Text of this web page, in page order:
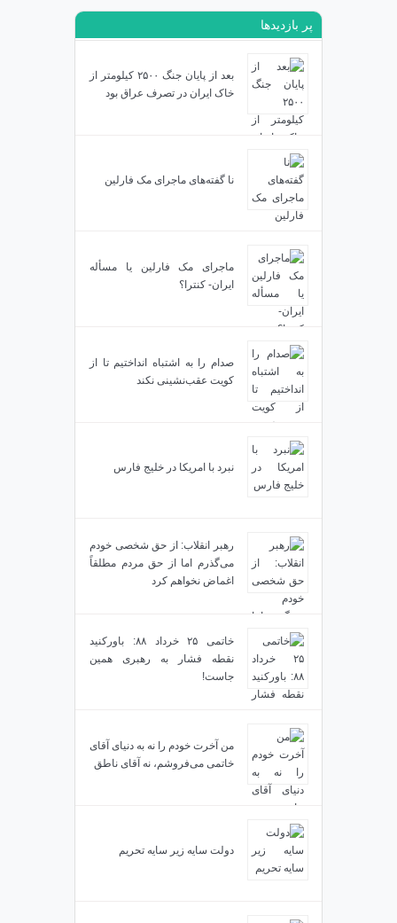
دی ۱۹, ۱۴۰۳
پر بازدیدها
بعد از پایان جنگ ۲۵۰۰ کیلومتر از
خاک ایران در تصرف عراق بود
نا گفته‌های ماجرای مک فارلین
ماجرای مک فارلین یا مسأله
ایران- کنترا؟
صدام را به اشتباه انداختیم تا از
کویت عقب‌نشینی نکند
نبرد با امریکا در خلیج فارس
رهبر انقلاب: از حق شخصی خودم
می‌گذرم اما از حق مردم مطلقاً
اغماض نخواهم کرد
خاتمی ۲۵ خرداد ۸۸: باورکنید
نقطه فشار به رهبری همین
جاست!
من آخرت خودم را نه به دنیای آقای
خاتمی می‌فروشم، نه آقای ناطق
دولت سایه زیر سایه تحریم